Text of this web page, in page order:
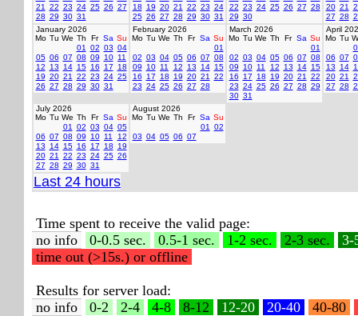
21
22 23 24 25 26 27
28 29 30 31
18
19 20 21 22 23 24
25 26 27 28 29 30 31
22 23 24 25 26 27 28
29 30
20 21
27 28
January 2026
Mo Tu We Th Fr Sa Su
01
02 03 04
05 06 07 08 09 10 11
12
13 14 15 16 17
18
19 20 21 22 23 24 25
26 27 28 29 30 31
February 2026
Mo Tu We Th Fr Sa Su
01
02 03 04 05 06 07 08
09
10 11 12 13 14 15
16
17 18 19 20 21
22
23 24 25 26 27 28
March 2026
Mo Tu We Th Fr Sa Su
01
02 03 04 05 06 07 08
09
10 11 12 13 14 15
16
17 18 19 20 21
22
23 24 25 26 27 28 29
30 31
April
Mo Tu
06 07
13
14
20 21
27 28
July 2026
Mo Tu We Th Fr Sa Su
01
02 03 04 05
06 07 08 09 10 11
12
13
14 15 16 17 18
19
20 21 22 23 24 25 26
27 28 29 30 31
August 2026
Mo Tu We Th Fr Sa Su
01
02
03 04 05 06 07
Last 24 hours
Time spent to receive the valid page:
no info
0-0.5 sec. 0.5-1 sec. 1-2 sec. 2-3 sec.
3-
time out (>15s.) or offline
Results for server load:
no info
0-2 2-4 4-8 8-12 12-20 20-40 40-80